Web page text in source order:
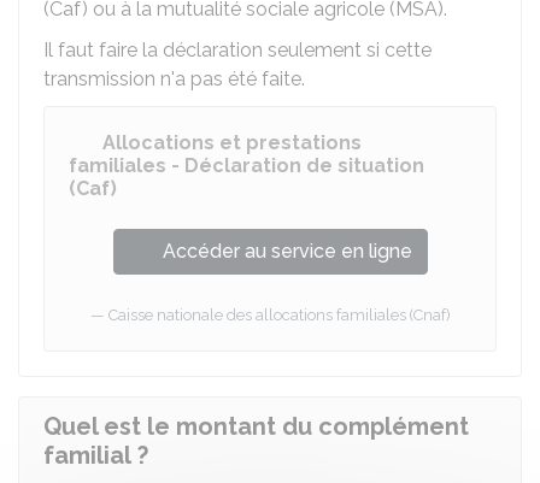
(Caf) ou à la mutualité sociale agricole (MSA).
Il faut faire la déclaration seulement si cette
transmission n'a pas été faite.
Allocations et prestations
familiales - Déclaration de situation
(Caf)
Accéder au service en ligne
Caisse nationale des allocations familiales (Cnaf)
Quel est le montant du complément
familial ?